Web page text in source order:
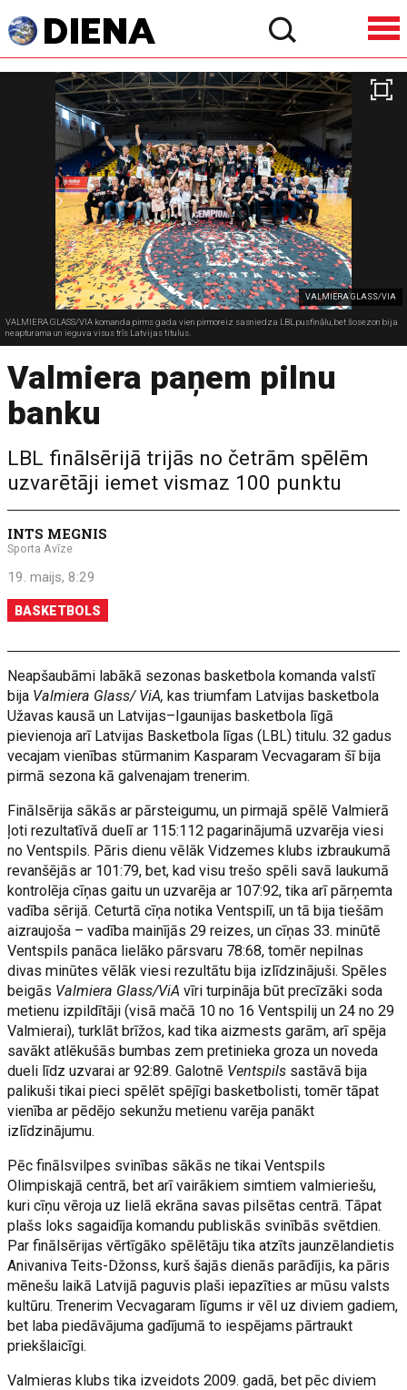
VALMIERA GLASS/VIA
VALMIERA GLASS/VIA komanda pirms gada vien pirmoreiz sasniedza LBL pusfinālu, bet šosezon bija
neapturama un ieguva visus trīs Latvijas titulus.
Valmiera paņem pilnu
banku
LBL finālsērijā trijās no četrām spēlēm
uzvarētāji iemet vismaz 100 punktu
INTS MEGNIS
Sporta Avīze
19. maijs, 8:29
BASKETBOLS
Neapšaubāmi labākā sezonas basketbola komanda valstī
bija Valmiera Glass/ ViA, kas triumfam Latvijas basketbola
Užavas kausā un Latvijas–Igaunijas basketbola līgā
pievienoja arī Latvijas Basketbola līgas (LBL) titulu. 32 gadus
vecajam vienības stūrmanim Kasparam Vecvagaram šī bija
pirmā sezona kā galvenajam trenerim.
Finālsērija sākās ar pārsteigumu, un pirmajā spēlē Valmierā
ļoti rezultatīvā duelī ar 115:112 pagarinājumā uzvarēja viesi
no Ventspils. Pāris dienu vēlāk Vidzemes klubs izbraukumā
revanšējās ar 101:79, bet, kad visu trešo spēli savā laukumā
kontrolēja cīņas gaitu un uzvarēja ar 107:92, tika arī pārņemta
vadība sērijā. Ceturtā cīņa notika Ventspilī, un tā bija tiešām
aizraujoša – vadība mainījās 29 reizes, un cīņas 33. minūtē
Ventspils panāca lielāko pārsvaru 78:68, tomēr nepilnas
divas minūtes vēlāk viesi rezultātu bija izlīdzinājuši. Spēles
beigās Valmiera Glass/ViA vīri turpināja būt precīzāki soda
metienu izpildītāji (visā mačā 10 no 16 Ventspilij un 24 no 29
Valmierai), turklāt brīžos, kad tika aizmests garām, arī spēja
savākt atlēkušās bumbas zem pretinieka groza un noveda
dueli līdz uzvarai ar 92:89. Galotnē Ventspils sastāvā bija
palikuši tikai pieci spēlēt spējīgi basketbolisti, tomēr tāpat
vienība ar pēdējo sekunžu metienu varēja panākt
izlīdzinājumu.
Pēc finālsvilpes svinības sākās ne tikai Ventspils
Olimpiskajā centrā, bet arī vairākiem simtiem valmieriešu,
kuri cīņu vēroja uz lielā ekrāna savas pilsētas centrā. Tāpat
plašs loks sagaidīja komandu publiskās svinībās svētdien.
Par finālsērijas vērtīgāko spēlētāju tika atzīts jaunzēlandietis
Anivaniva Teits-Džonss, kurš šajās dienās parādījis, ka pāris
mēnešu laikā Latvijā paguvis plaši iepazīties ar mūsu valsts
kultūru. Trenerim Vecvagaram līgums ir vēl uz diviem gadiem,
bet laba piedāvājuma gadījumā to iespējams pārtraukt
priekšlaicīgi.
Valmieras klubs tika izveidots 2009. gadā, bet pēc diviem